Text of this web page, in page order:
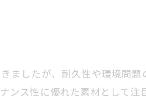
ましたが、耐久性や環境問
ス性に優れた素材として